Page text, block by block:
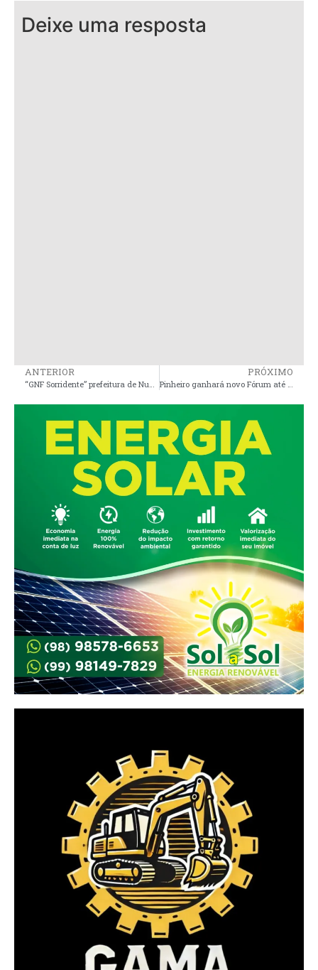
Deixe uma resposta
ANTERIOR PRÓXIMO